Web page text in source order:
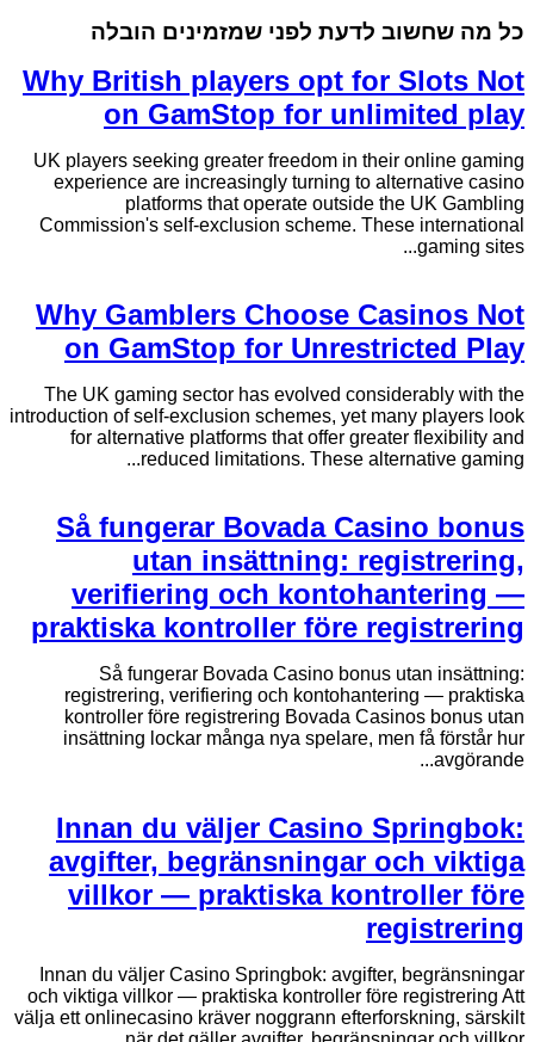
כל מה שחשוב לדעת לפני שמזמינים הובלה
Why British players opt for Slots Not
on GamStop for unlimited play
UK players seeking greater freedom in their online gaming
experience are increasingly turning to alternative casino
platforms that operate outside the UK Gambling
Commission's self-exclusion scheme. These international
gaming sites...
Why Gamblers Choose Casinos Not
on GamStop for Unrestricted Play
The UK gaming sector has evolved considerably with the
introduction of self-exclusion schemes, yet many players look
for alternative platforms that offer greater flexibility and
reduced limitations. These alternative gaming...
Så fungerar Bovada Casino bonus
utan insättning: registrering,
verifiering och kontohantering —
praktiska kontroller före registrering
Så fungerar Bovada Casino bonus utan insättning:
registrering, verifiering och kontohantering — praktiska
kontroller före registrering Bovada Casinos bonus utan
insättning lockar många nya spelare, men få förstår hur
avgörande...
Innan du väljer Casino Springbok:
avgifter, begränsningar och viktiga
villkor — praktiska kontroller före
registrering
Innan du väljer Casino Springbok: avgifter, begränsningar
och viktiga villkor — praktiska kontroller före registrering Att
välja ett onlinecasino kräver noggrann efterforskning, särskilt